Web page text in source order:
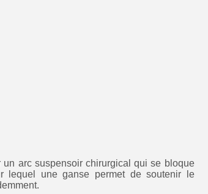
arc suspensoir chirurgical qui se bloque
une ganse permet de soutenir le